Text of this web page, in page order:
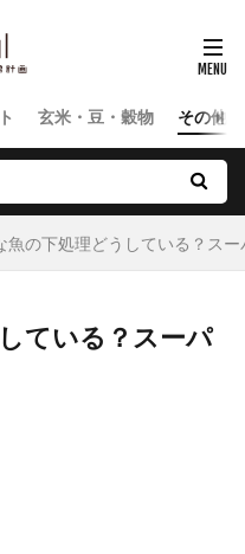
玄米・豆・穀物 その他
魚の下処理どうしている？ス
ている？スーパ